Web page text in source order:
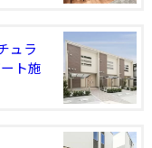
ュラ
ト施